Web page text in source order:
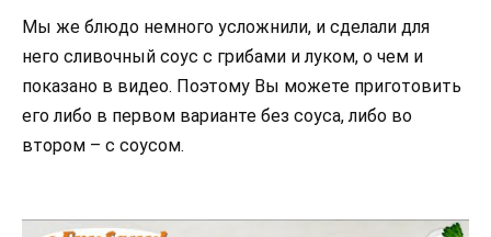
Мы же блюдо немного усложнили, и сделали для
него сливочный соус с грибами и луком, о чем и
показано в видео. Поэтому Вы можете приготовить
его либо в первом варианте без соуса, либо во
втором – с соусом.